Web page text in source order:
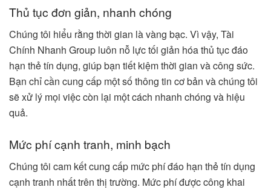
Thủ tục đơn giản, nhanh chóng
Chúng tôi hiểu rằng thời gian là vàng bạc. Vì vậy, Tài
Chính Nhanh Group luôn nỗ lực tối giản hóa thủ tục đáo
hạn thẻ tín dụng, giúp bạn tiết kiệm thời gian và công sức.
Bạn chỉ cần cung cấp một số thông tin cơ bản và chúng tôi
sẽ xử lý mọi việc còn lại một cách nhanh chóng và hiệu
quả.
Mức phí cạnh tranh, minh bạch
Chúng tôi cam kết cung cấp mức phí đáo hạn thẻ tín dụng
cạnh tranh nhất trên thị trường. Mức phí được công khai